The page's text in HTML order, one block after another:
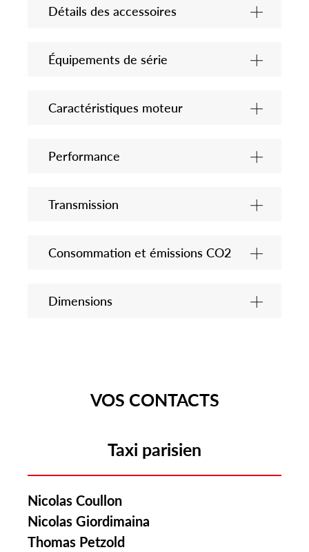
Détails des accessoires
Équipements de série
Caractéristiques moteur
Performance
Transmission
Consommation et émissions CO2
Dimensions
VOS CONTACTS
Taxi parisien
Nicolas Coullon
Nicolas Giordimaina
Thomas Petzold